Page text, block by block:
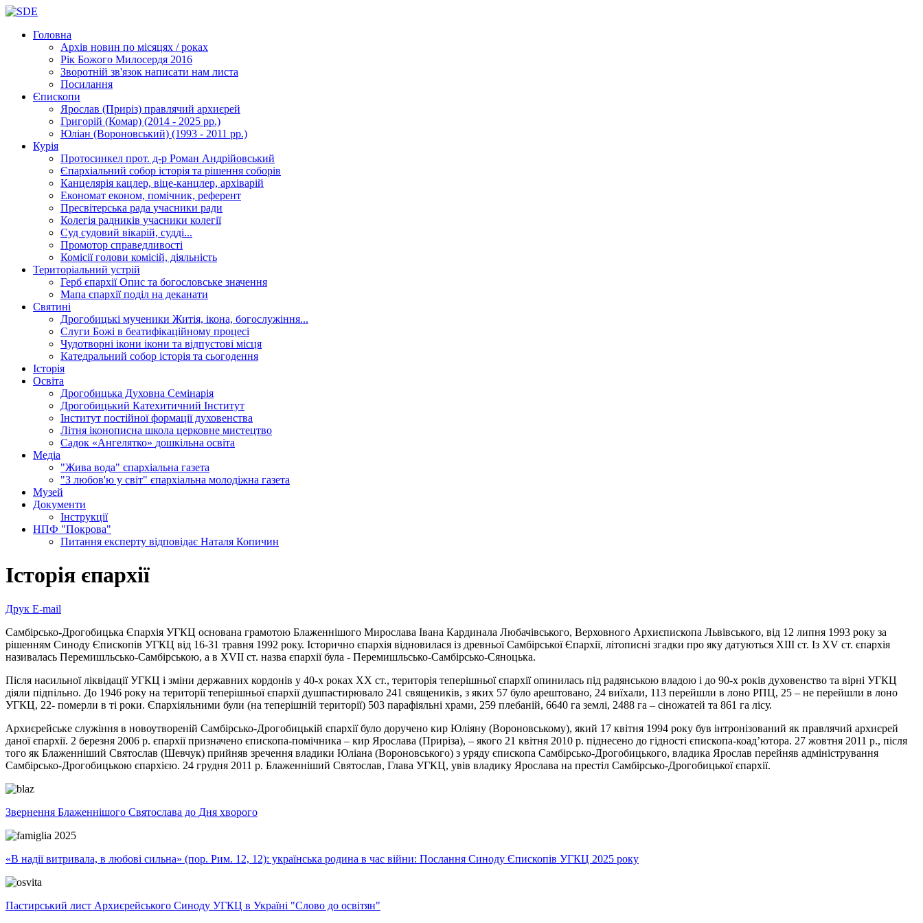
Головна
Архів новин по місяцях / роках
Рік Божого Милосердя 2016
Зворотній зв'язок написати нам листа
Посилання
Єпископи
Ярослав (Приріз) правлячий архиєрей
Григорій (Комар) (2014 - 2025 рр.)
Юліан (Вороновський) (1993 - 2011 рр.)
Курія
Протосинкел прот. д-р Роман Андрійовський
Єпархіальний собор історія та рішення соборів
Канцелярія кацлер, віце-канцлер, архіварій
Економат економ, помічник, референт
Пресвітерська рада учасники ради
Колегія радників учасники колегії
Суд судовий вікарій, судді...
Промотор справедливості
Комісіїголови комісій, діяльність
Територіальний устрій
Герб єпархіїОпис та богословське значення
Мапа єпархіїподіл на деканати
Святині
Дрогобицькі мученики Житія, ікона, богослужіння...
Слуги Божі в беатифікаційному процесі
Чудотворні ікони ікони та відпустові місця
Катедральний собор історія та сьогодення
Історія
Освіта
Дрогобицька Духовна Семінарія
Дрогобицький Катехитичний Інститут
Інститут постійної формації духовенства
Літня іконописна школа церковне мистецтво
Садок «Ангелятко» дошкільна освіта
Медіа
"Жива вода" єпархіальна газета
"З любов'ю у світ" єпархіальна молодіжна газета
Музей
Документи
Інструкції
НПФ "Покрова"
Питання експерту відповідає Наталя Копичин
Історія єпархії
Друк E-mail
Самбірсько-Дрогобицька Єпархія УГКЦ основана грамотою Блаженнішого Мирослава Івана Кардинала Любачівського, Верховного Архиєпископа Львівського, від 12 липня 1993 року за
рішенням Синоду Єпископів УГКЦ від 16-31 травня 1992 року. Історично єпархія відновилася із древньої Самбірської Єпархії, літописні згадки про яку датуються ХІІІ ст. Із ХV ст. єпархія
називалась Перемишльсько-Самбірською, а в ХVІІ ст. назва єпархії була - Перемишльсько-Самбірсько-Сяноцька.
Після насильної ліквідації УГКЦ і зміни державних кордонів у 40-х роках ХХ ст., територія теперішньої єпархії опинилась під радянською владою і до 90-х років духовенство та вірні УГКЦ
діяли підпільно. До 1946 року на території теперішньої єпархії душпастирювало 241 священиків, з яких 57 було арештовано, 24 виїхали, 113 перейшли в лоно РПЦ, 25 – не перейшли в лоно
УГКЦ, 22- померли в ті роки. Єпархіяльними були (на теперішній території) 503 парафіяльні храми, 259 плебаній, 6640 га землі, 2488 га – сіножатей та 861 га лісу.
Архиєрейське служіння в новоутвореній Самбірсько-Дрогобицькій єпархії було доручено кир Юліяну (Вороновському), який 17 квітня 1994 року був інтронізований як правлячий архиєрей
даної єпархії. 2 березня 2006 р. єпархії призначено єпископа-помічника – кир Ярослава (Приріза), – якого 21 квітня 2010 р. піднесено до гідності єпископа-коад’ютора. 27 жовтня 2011 р., після
того як Блаженніший Святослав (Шевчук) прийняв зречення владики Юліана (Вороновського) з уряду єпископа Самбірсько-Дрогобицького, владика Ярослав перейняв адміністрування
Самбірсько-Дрогобицькою єпархією. 24 грудня 2011 р. Блаженніший Святослав, Глава УГКЦ, увів владику Ярослава на престіл Самбірсько-Дрогобицької єпархії.
Звернення Блаженнішого Святослава до Дня хворого
«В надії витривала, в любові сильна» (пор. Рим. 12, 12): українська родина в час війни: Послання Синоду Єпископів УГКЦ 2025 року
Пастирський лист Архиєрейського Синоду УГКЦ в Україні "Слово до освітян"